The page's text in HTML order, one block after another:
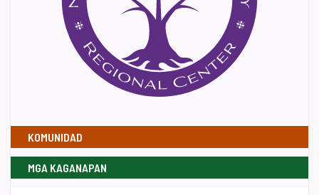
KOMUNIDAD
MGA KAGANAPAN